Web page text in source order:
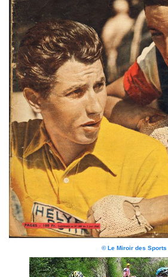
© Le Miroir des Sports